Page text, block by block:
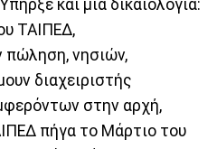
και μια δικαιολογία:
ΤΑΙΠΕΔ,
πώληση, νησιών,
διαχειριστής
στην αρχή,
πήγα το Μάρτιο του